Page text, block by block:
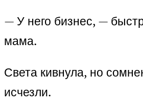
— У него бизнес, —
мама.
Света кивнула, но
исчезли.